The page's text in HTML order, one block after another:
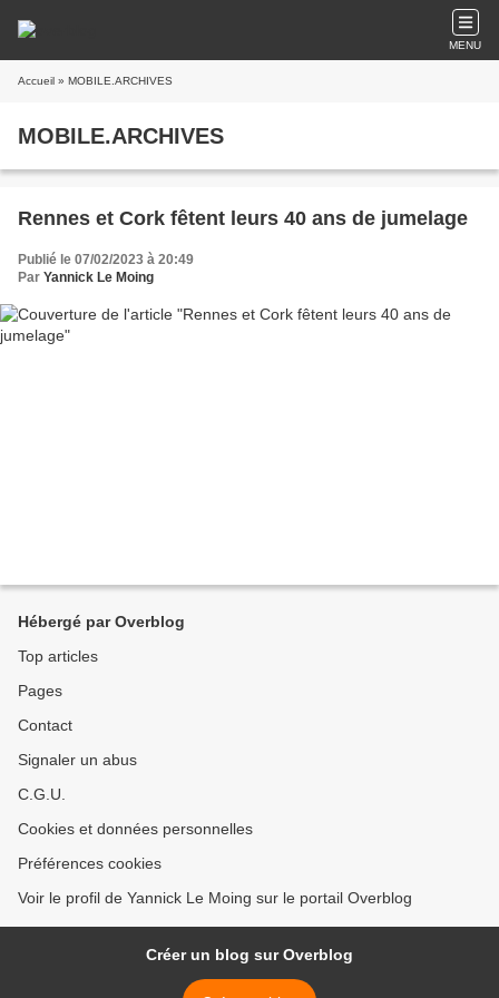
MENU
Accueil » MOBILE.ARCHIVES
MOBILE.ARCHIVES
Rennes et Cork fêtent leurs 40 ans de jumelage
Publié le 07/02/2023 à 20:49
Par Yannick Le Moing
Hébergé par Overblog
Top articles
Pages
Contact
Signaler un abus
C.G.U.
Cookies et données personnelles
Préférences cookies
Voir le profil de Yannick Le Moing sur le portail Overblog
Créer un blog sur Overblog